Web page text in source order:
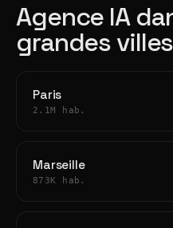
Agence IA
grandes
Paris
2.1M hab.
Marseille
873K hab.